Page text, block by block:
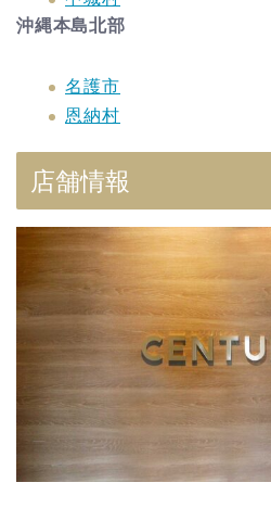
沖縄本島北部
名護市
恩納村
店舗情報